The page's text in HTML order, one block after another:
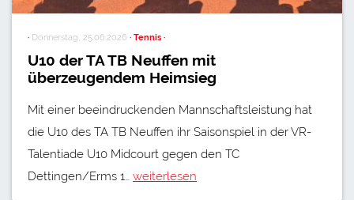
· Donnerstag, 25.06.2026 · Tennis ·
U10 der TA TB Neuffen mit
überzeugendem Heimsieg
Mit einer beeindruckenden Mannschaftsleistung hat
die U10 des TA TB Neuffen ihr Saisonspiel in der VR-
Talentiade U10 Midcourt gegen den TC
Dettingen/Erms 1… weiterlesen